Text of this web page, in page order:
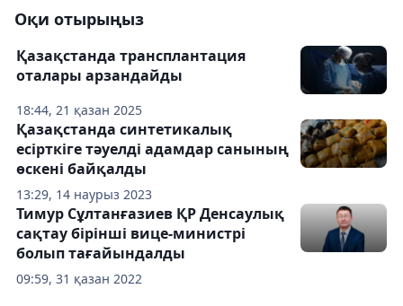
Оқи отырыңыз
18:44, 21 қазан 2025
Қазақстанда трансплантация
оталары арзандайды
13:29, 14 наурыз 2023
Қазақстанда синтетикалық
есірткіге тәуелді адамдар санының
өскені байқалды
09:59, 31 қазан 2022
Тимур Сұлтанғазиев ҚР Денсаулық
сақтау бірінші вице-министрі
болып тағайындалды